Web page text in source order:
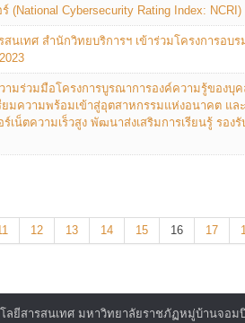
(National Cybersecurity Rating Index: NCRI)
นเทศ สำนักวิทยบริการฯ เข้าร่วมโครงการอบร
มร่วมมือโครงการบูรณาการองค์ความรู้ของบุ
ยมความพร้อมเข้าสู่อุตสาหกรรมแห่งอนาคต แล
เน็ตความเร็วสูง พัฒนาส่งเสริมการเรียนรู้ รองรั
12 13 14 15 16 17
ลยีสารสนเทศ มหาวิทยาลัยราชภัฏหมู่บ้านจอ